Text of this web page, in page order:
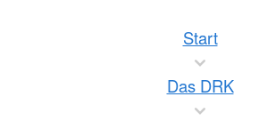
Start
Das DRK